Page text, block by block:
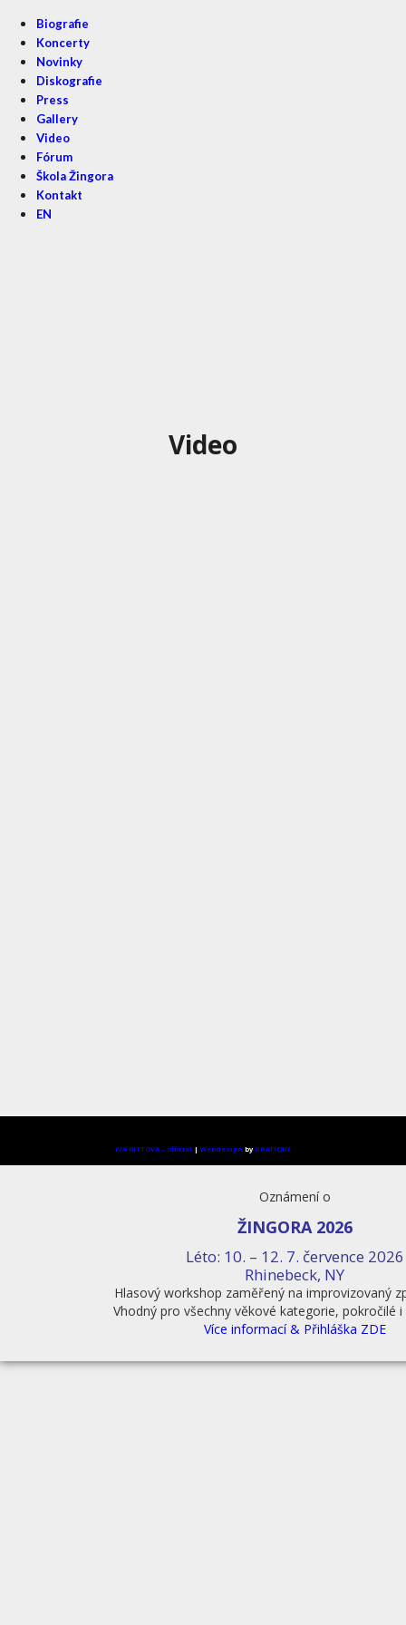
Biografie
Koncerty
Novinky
Diskografie
Press
Gallery
Video
Fórum
Škola Žingora
Kontakt
EN
Video
IVA BITTOVÁ – official | Webdesign by GRAFIQUE
Oznámení o
ŽINGORA 2026
Léto: 10. – 12. 7. července 2026
Rhinebeck, NY
Hlasový workshop zaměřený na improvizovaný
Vhodný pro všechny věkové kategorie, pokročilé i
Více informací & Přihláška ZDE